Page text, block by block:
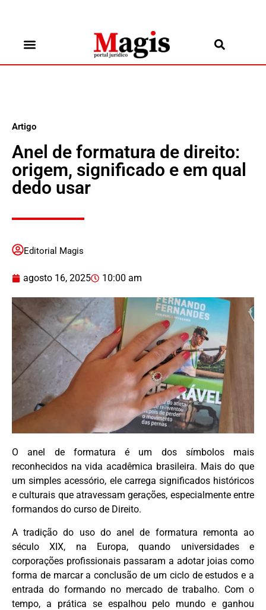
Artigo
Anel de formatura de direito:
origem, significado e em qual
dedo usar
Editorial Magis
agosto 16, 2025 10:00 am
O anel de formatura é um dos símbolos mais
reconhecidos na vida acadêmica brasileira. Mais do que
um simples acessório, ele carrega significados históricos
e culturais que atravessam gerações, especialmente entre
formandos do curso de Direito.
A tradição do uso do anel de formatura remonta ao
século XIX, na Europa, quando universidades e
corporações profissionais passaram a adotar joias como
forma de marcar a conclusão de um ciclo de estudos e a
entrada do formando no mercado de trabalho. Com o
tempo, a prática se espalhou pelo mundo e ganhou